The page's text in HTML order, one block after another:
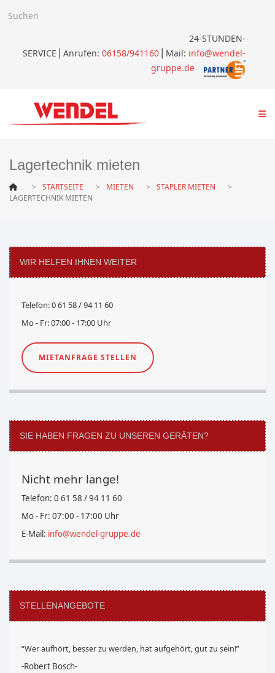
24-STUNDEN-
SERVICE
Anrufen: 06158/941160 ⎪Mail: info@wendel-
gruppe.de
Lagertechnik mieten
STARTSEITE MIETEN
STAPLER MIETEN
LAGERTECHNIK MIETEN
WIR HELFEN IHNEN WEITER
Telefon: 0 61 58 / 94 11 60
Mo - Fr: 07:00 - 17:00 Uhr
MIETANFRAGE STELLEN
SIE HABEN FRAGEN ZU UNSEREN GERÄTEN?
Nicht mehr lange!
Telefon: 0 61 58 / 94 11 60
Mo - Fr: 07:00 - 17:00 Uhr
E-Mail: info@wendel-gruppe.de
STELLENANGEBOTE
“Wer aufhört, besser zu werden, hat aufgehört, gut zu sein!”
-Robert Bosch-